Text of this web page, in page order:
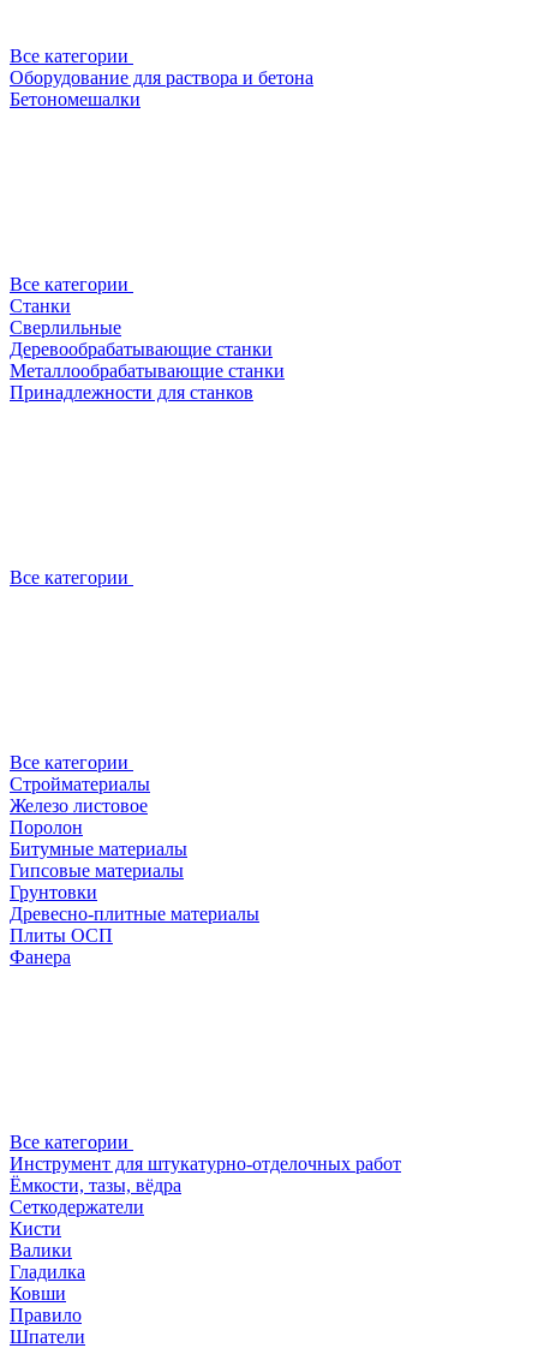
Все категории
Оборудование для раствора и бетона
Бетономешалки
Все категории
Станки
Сверлильные
Деревообрабатывающие станки
Металлообрабатывающие станки
Принадлежности для станков
Все категории
Все категории
Стройматериалы
Железо листовое
Поролон
Битумные материалы
Гипсовые материалы
Грунтовки
Древесно-плитные материалы
Плиты ОСП
Фанера
Все категории
Инструмент для штукатурно-отделочных работ
Ёмкости, тазы, вёдра
Сеткодержатели
Кисти
Валики
Гладилка
Ковши
Правило
Шпатели